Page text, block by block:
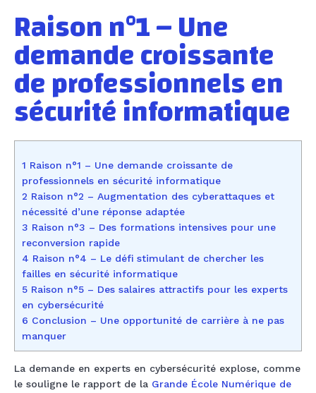
Raison n°1 – Une
demande croissante
de professionnels en
sécurité informatique
1 Raison n°1 – Une demande croissante de
professionnels en sécurité informatique
2 Raison n°2 – Augmentation des cyberattaques et
nécessité d’une réponse adaptée
3 Raison n°3 – Des formations intensives pour une
reconversion rapide
4 Raison n°4 – Le défi stimulant de chercher les
failles en sécurité informatique
5 Raison n°5 – Des salaires attractifs pour les experts
en cybersécurité
6 Conclusion – Une opportunité de carrière à ne pas
manquer
La demande en experts en cybersécurité explose, comme
le souligne le rapport de la Grande École Numérique de